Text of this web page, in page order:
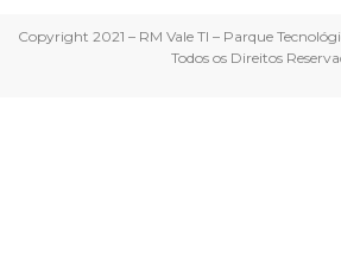
Copyright 2021 – RM Vale TI – Parque
Todos os Direitos